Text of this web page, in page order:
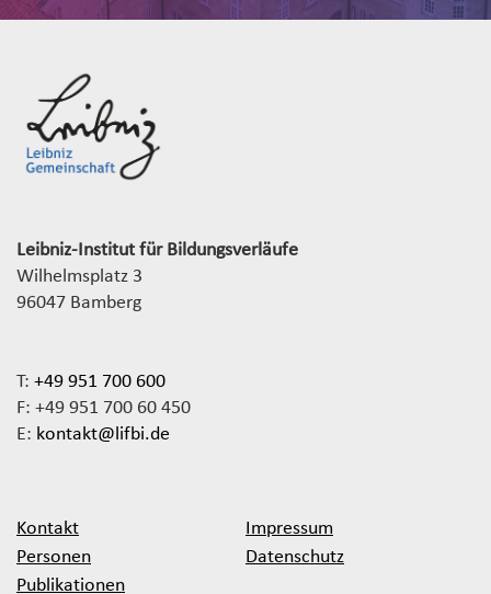
Leibniz-Institut für Bildungsverläufe
Wilhelmsplatz 3
96047 Bamberg
T: +49 951 700 600
F: +49 951 700 60 450
E: kontakt@lifbi.de
Kontakt
Personen
Publikationen
Impressum
Datenschutz